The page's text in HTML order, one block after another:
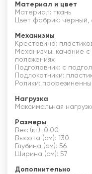
Материал и цвет
Материал: ткань
Цвет фабрик:
Механизмы
Крестовина:
Механизмы: качание
положениях
Подголовник: с
Подлокотники:
Ролики:
Нагрузка
Максимальная
Размеры
Вес (кг): 0.00
Высота (см): 130
Глубина (см): 56
Ширина (см): 57
Дополнительно